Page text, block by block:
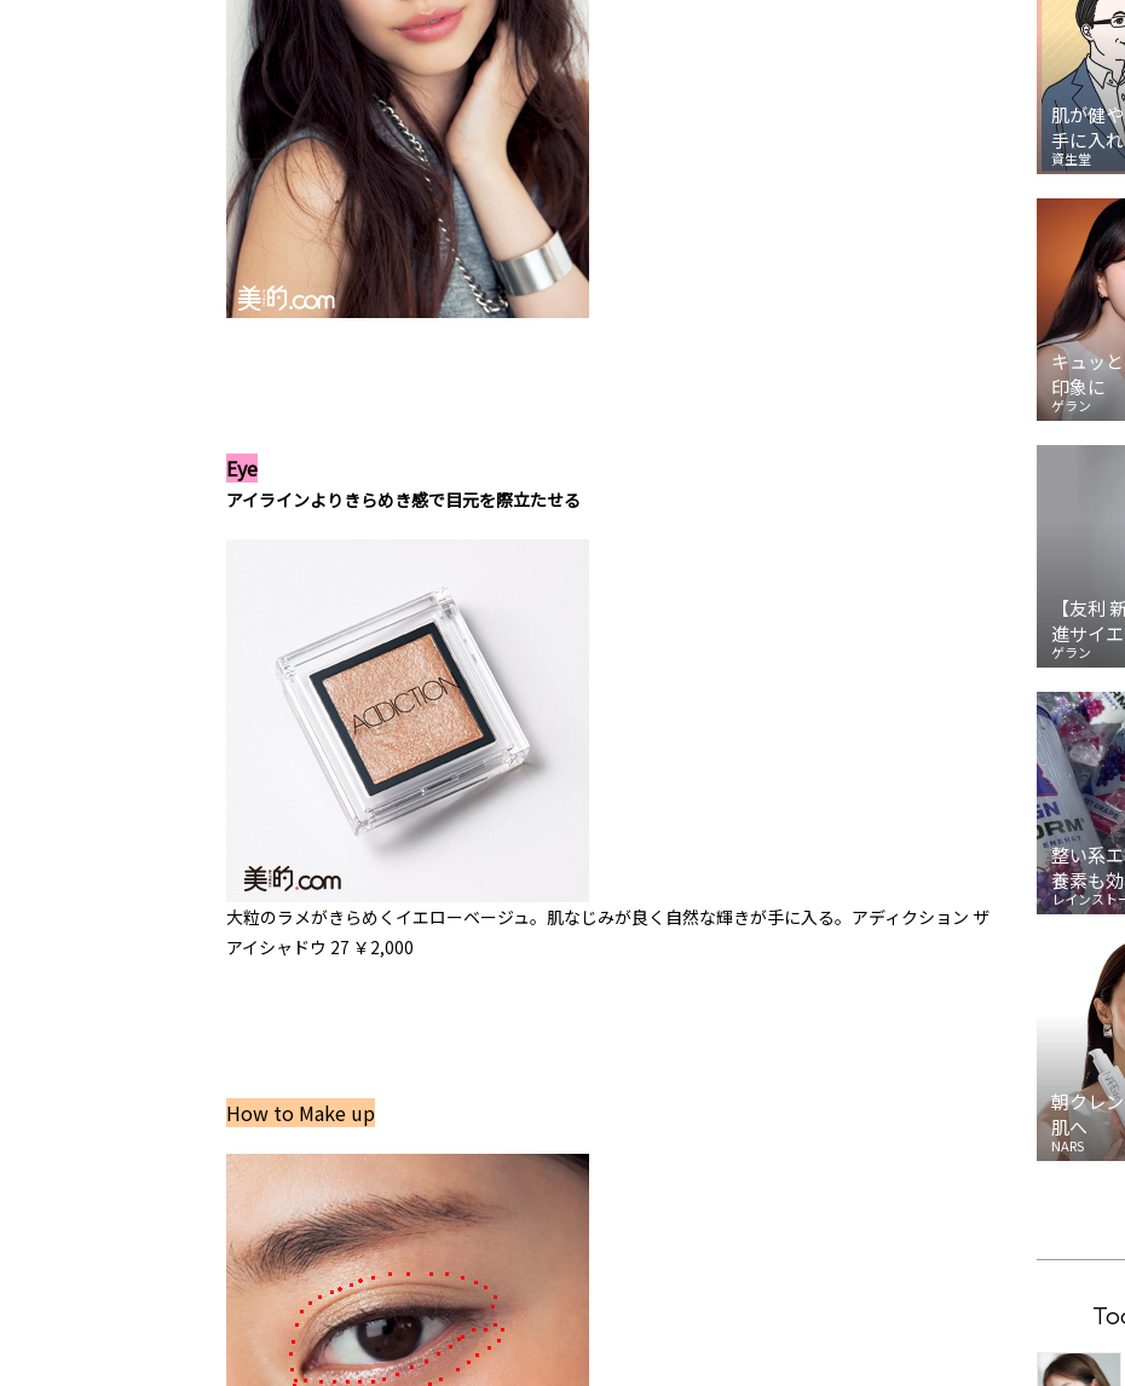
Eye
アイラインよりきらめき感で目元を際立たせる
大粒のラメがきらめくイエローベージュ。肌なじみが良く自然な輝きが手に入る。アディクション ザ
アイシャドウ 27 ￥2,000
How to Make up
肌が健
手に入
資生堂
キュッ
印象に
ゲラン
【友利
進サイ
ゲラン
整い系
養素も
レインスト
朝クレ
肌へ
NARS